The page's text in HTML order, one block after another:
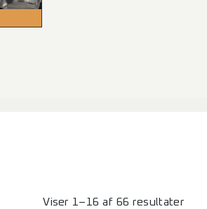
Viser 1–16 af 66 resultater